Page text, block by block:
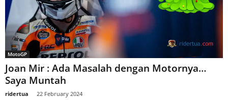
MotoGP
Joan Mir : Ada Masalah dengan Motornya…
Saya Muntah
ridertua 22 February 2024